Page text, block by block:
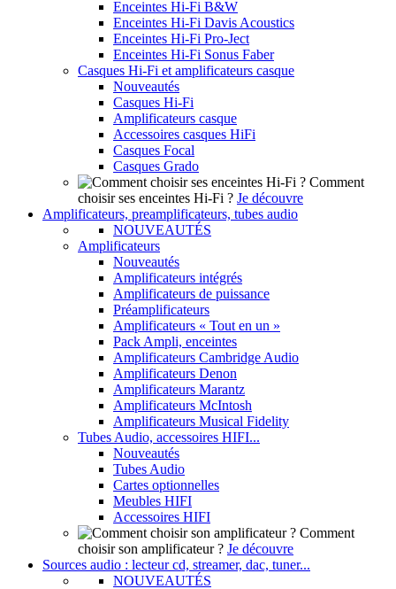
Enceintes Hi-Fi B&W
Enceintes Hi-Fi Davis Acoustics
Enceintes Hi-Fi Pro-Ject
Enceintes Hi-Fi Sonus Faber
Casques Hi-Fi et amplificateurs casque
Nouveautés
Casques Hi-Fi
Amplificateurs casque
Accessoires casques HiFi
Casques Focal
Casques Grado
Comment
choisir ses enceintes Hi-Fi ? Je découvre
Amplificateurs, preamplificateurs, tubes audio
NOUVEAUTÉS
Amplificateurs
Nouveautés
Amplificateurs intégrés
Amplificateurs de puissance
Préamplificateurs
Amplificateurs « Tout en un »
Pack Ampli, enceintes
Amplificateurs Cambridge Audio
Amplificateurs Denon
Amplificateurs Marantz
Amplificateurs McIntosh
Amplificateurs Musical Fidelity
Tubes Audio, accessoires HIFI...
Nouveautés
Tubes Audio
Cartes optionnelles
Meubles HIFI
Accessoires HIFI
Comment
choisir son amplificateur ? Je découvre
Sources audio : lecteur cd, streamer, dac, tuner...
NOUVEAUTÉS